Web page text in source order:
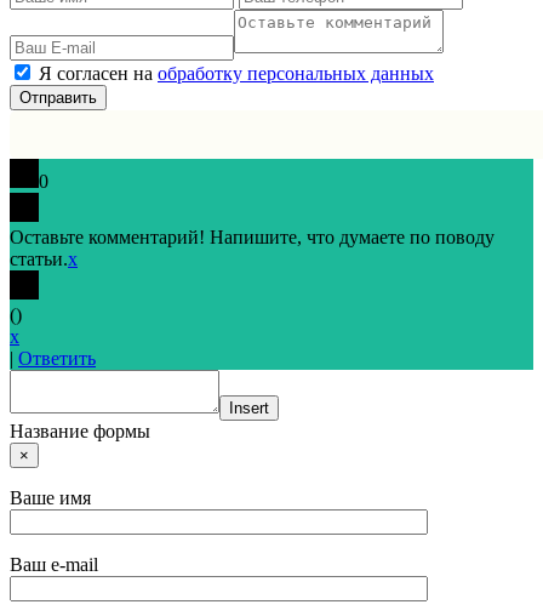
Я согласен на обработку персональных данных
0
Оставьте комментарий! Напишите, что думаете по поводу
статьи.x
()
x
| Ответить
Insert
Название формы
×
Ваше имя
Ваш e-mail